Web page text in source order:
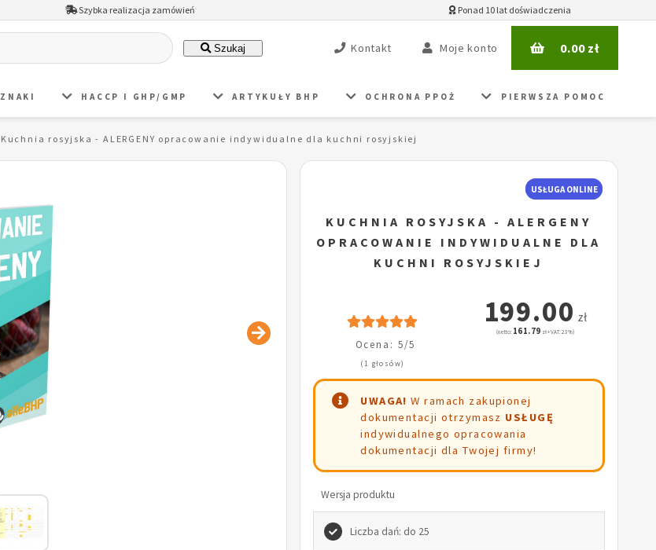
Szybka realizacja zamówień Ponad 10 lat doświadczenia
Szukaj Kontakt Moje konto 0.00zł
ZNAKI HACCP I GHP/GMP ARTYKUŁY BHP OCHRONA PPOŻ PIERWSZA POMOC
Kuchnia rosyjska - ALERGENY opracowanie indywidualne dla kuchni rosyjskiej
USŁUGA ONLINE
KUCHNIA ROSYJSKA - ALERGENY
OPRACOWANIE INDYWIDUALNE DLA
KUCHNI ROSYJSKIEJ
Ocena: 5/5
(1 głosów)
199.00 zł
(netto: 161.79 zł + VAT: 23%)
UWAGA! W ramach zakupionej
dokumentacji otrzymasz USŁUGĘ
indywidualnego opracowania
dokumentacji dla Twojej firmy!
Wersja produktu
Liczba dań: do 25